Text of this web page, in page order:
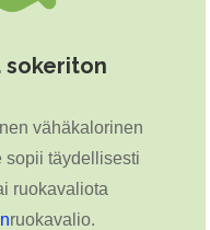
sokeriton
vähäkalorinen
sopii täydellisesti
ruokavaliota
ruokavalio.